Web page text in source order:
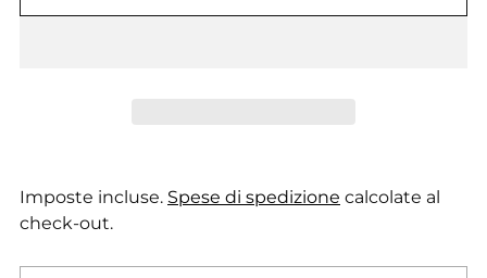
Imposte incluse. Spese di spedizione calcolate al
check-out.